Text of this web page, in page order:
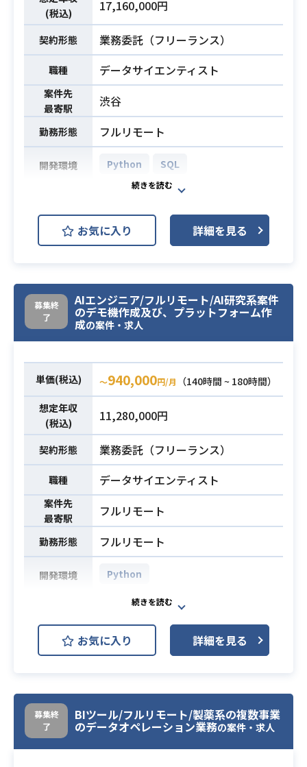
業務内容
な課題へ分解し、適切な分析アプロ
ーチ・モデリング手法を設計・PJの
推進を実施する
ッグデータを利用した仮説検証・意
思決定の支援
・ビッグデータを活用したモデル構
築、及び、サービスのコア機能の開
発
・継続的なモデルの品質評価と改善
・Databricksを用いたデータクレン
ジング処理の設計/実装
プロセスの効率化と改善
【開発環境】
利用言語：Python、Scala、SQL
利用技術：React、FastAPI、Scrap
y、Databricks（Apache Spark）、
Terraform
eSQL）、Cloud Spanner、BigQuer
y、Lakehouse
AsanaとNotion を利用したアジャイ
ル開発 （週1回30分の定例MTG ）
週1回のメンターとの1on1による技
術相談
データベース技術勉強会（週1回60分
）
・1年以上の研究またはビジネスにお
けるデータ分析による課題解決経験
・統計、機械学習の基礎知識
※ 下記のうち、1つは必須
①学会や学術誌などの投稿、発表経
験
験
③データコンペティションの入賞経
験
④3組織以上へのデータ分析コンサル
(税込)
17,160,000円
契約形態 業務委託（フリーランス）
職種 データサイエンティスト
案件先
最寄駅
渋谷
勤務形態 フルリモート
開発環境 Python SQL
業務内容
ネット予約人数の予測モデルの改善
を行っていただきます。
・現在ネット予約における売上の月
次着地見込みを過去の実績に基づい
行っている。
・予測精度を向上させるために、機
械学習モデルの活用を検討し現在精
※ 現在利用しているモデルはLightG
て日次でネット予約人数を予測して
いる。
必須スキル
・業務で機械学習モデルを用いた需
要予測に取り組んだ経験がある
・時系列データ解析や予測モデルを
構築に関して、専門的な知識を保有
している
・Python、SQLなどを用いてデータ
分析およびモデル構築、結果の可視
・ビジネス部門とコミュニケーショ
ンを行い、プロジェクトを主体的に
進めることができる
お気に入り 詳細を見る
募集終
了
AIエンジニア/フルリモート/AI研究系案件
のデモ機作成及び、プラットフォーム作
成の案件・求人
単価(税込) 〜940,000円/月
（140時間 ~ 180時間）
想定年収
(税込)
11,280,000円
契約形態 業務委託（フリーランス）
職種 データサイエンティスト
案件先
最寄駅
フルリモート
勤務形態 フルリモート
開発環境 Python
業務内容
【概要・業務内容】は下記になりま
す。
①既存プロジェクトの整理
②デモ機作成
存じます。
・Pythonの開発経験
お気に入り 詳細を見る
募集終
了
BIツール/フルリモート/製薬系の複数事業
のデータオペレーション業務の案件・求人